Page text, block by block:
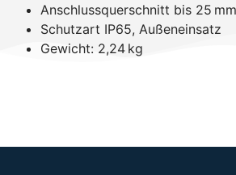
Anschlussquerschnitt bis 25
Schutzart IP65, Außeneinsatz
Gewicht: 2,24 kg